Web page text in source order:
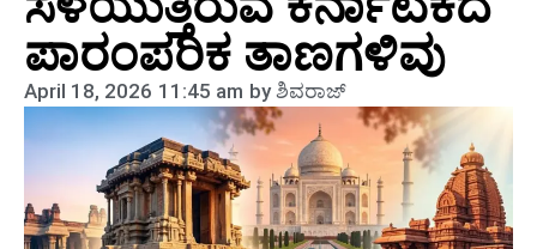
ಪಾರಂಪರಿಕ ತಾಣಗಳಿವು
April 18, 2026 11:45 am byಶಿವರಾಜ್